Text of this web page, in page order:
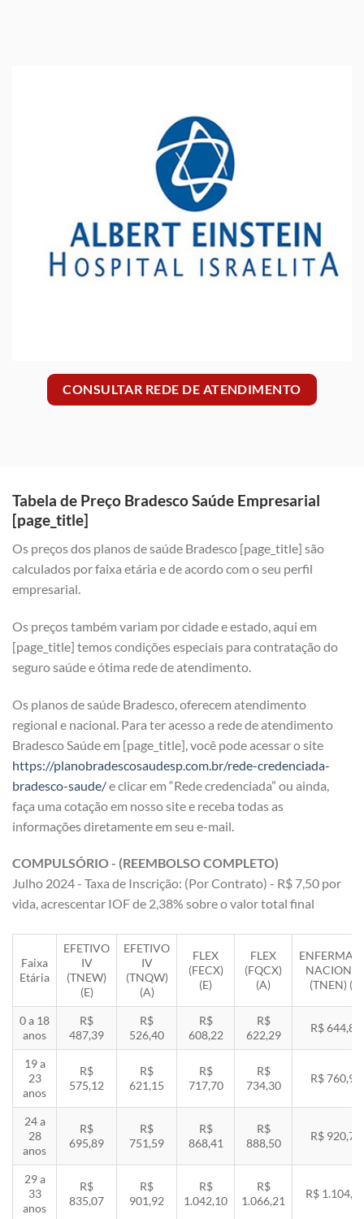
CONSULTAR REDE DE ATENDIMENTO
Tabela de Preço Bradesco Saúde Empresarial
[page_title]
Os preços dos planos de saúde Bradesco [page_title] são
calculados por faixa etária e de acordo com o seu perfil
empresarial.
Os preços também variam por cidade e estado, aqui em
[page_title] temos condições especiais para contratação do
seguro saúde e ótima rede de atendimento.
Os planos de saúde Bradesco, oferecem atendimento
regional e nacional. Para ter acesso a rede de atendimento
Bradesco Saúde em [page_title], você pode acessar o site
https://planobradescosaudesp.com.br/rede-credenciada-
bradesco-saude/e clicar em “Rede credenciada” ou ainda,
faça uma cotação em nosso site e receba todas as
informações diretamente em seu e-mail.
COMPULSÓRIO - (REEMBOLSO COMPLETO)
Julho 2024 - Taxa de Inscrição: (Por Contrato) - R$ 7,50 por
vida, acrescentar IOF de 2,38% sobre o valor total final
Faixa
Etária
EFETIVO
IV
(TNEW)
(E)
EFETIVO
IV
(TNQW)
(A)
FLEX
(FECX)
(E)
FLEX
(FQCX)
(A)
(TNEN) (E)
0 a 18
anos
R$
487,39
R$
526,40
R$
608,22
R$
622,29
R$ 644,85
19 a
23
anos
R$
575,12
R$
621,15
R$
717,70
R$
734,30
R$ 760,92
24 a
28
anos
R$
695,89
R$
751,59
R$
868,41
R$
888,50
R$ 920,71
29 a
33
anos
R$
835,07
R$
901,92
R$
1.042,10
R$
1.066,21
R$